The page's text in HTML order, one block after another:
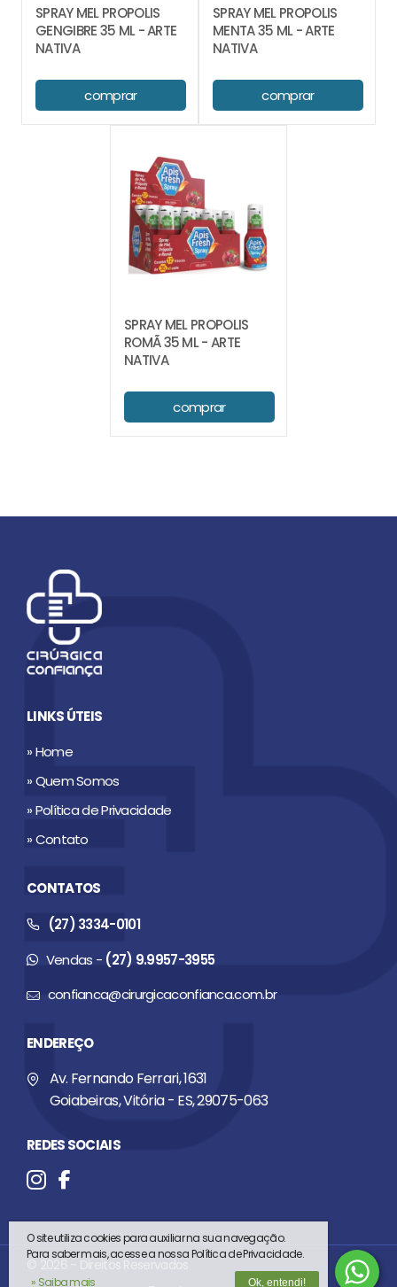
SPRAY MEL PROPOLIS
GENGIBRE 35 ML - ARTE
NATIVA
comprar
SPRAY MEL PROPOLIS
MENTA 35 ML - ARTE
NATIVA
comprar
SPRAY MEL PROPOLIS
ROMÃ 35 ML - ARTE
NATIVA
comprar
LINKS ÚTEIS
» Home
» Quem Somos
» Política de Privacidade
» Contato
CONTATOS
(27) 3334-0101
Vendas - (27) 9.9957-3955
confianca@cirurgicaconfianca.com.br
ENDEREÇO
Av. Fernando Ferrari, 1631
Goiabeiras, Vitória - ES, 29075-063
REDES SOCIAIS
© 2026 - Direitos Reservados
O site utiliza cookies para auxiliar na sua navegação.
Para saber mais, acesse a nossa Política de Privacidade.
» Saiba mais
Ok, entendi!